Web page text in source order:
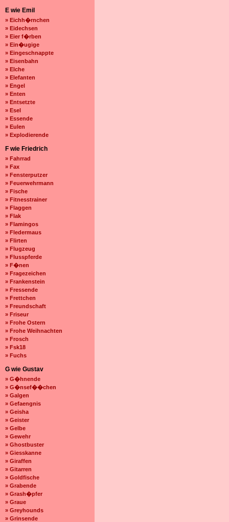
E wie Emil
» Eichh�rnchen
» Eidechsen
» Eier f�rben
» Ein�ugige
» Eingeschnappte
» Eisenbahn
» Elche
» Elefanten
» Engel
» Enten
» Entsetzte
» Esel
» Essende
» Eulen
» Explodierende
F wie Friedrich
» Fahrrad
» Fax
» Fensterputzer
» Feuerwehrmann
» Fische
» Fitnesstrainer
» Flaggen
» Flak
» Flamingos
» Fledermaus
» Flirten
» Flugzeug
» Flusspferde
» F�nen
» Fragezeichen
» Frankenstein
» Fressende
» Frettchen
» Freundschaft
» Friseur
» Frohe Ostern
» Frohe Weihnachten
» Frosch
» Fsk18
» Fuchs
G wie Gustav
» G�hnende
» G�nsef��chen
» Galgen
» Gefaengnis
» Geisha
» Geister
» Gelbe
» Gewehr
» Ghostbuster
» Giesskanne
» Giraffen
» Gitarren
» Goldfische
» Grabende
» Grash�pfer
» Graue
» Greyhounds
» Grinsende